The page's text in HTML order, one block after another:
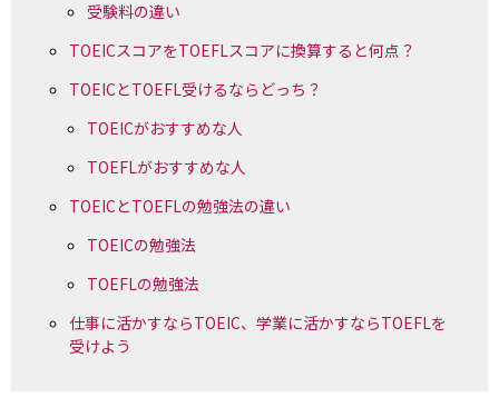
受験料の違い
TOEICスコアをTOEFLスコアに換算すると何点？
TOEICとTOEFL受けるならどっち？
TOEICがおすすめな人
TOEFLがおすすめな人
TOEICとTOEFLの勉強法の違い
TOEICの勉強法
TOEFLの勉強法
仕事に活かすならTOEIC、学業に活かすならTOEFLを
受けよう